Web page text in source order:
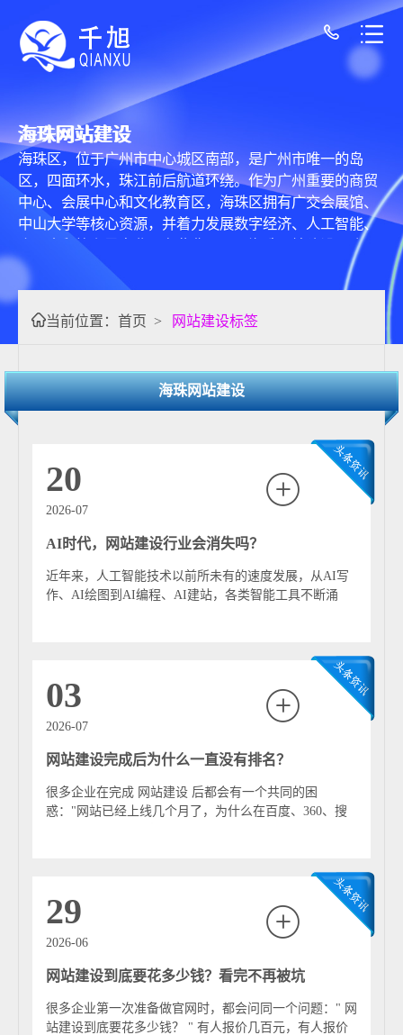
海珠网站建设
海珠区，位于广州市中心城区南部，是广州市唯一的岛
区，四面环水，珠江前后航道环绕。作为广州重要的商贸
中心、会展中心和文化教育区，海珠区拥有广交会展馆、
中山大学等核心资源，并着力发展数字经济、人工智能、
会展商贸等主导产业。在此背景下，海珠网站建设 不仅是
一项技术服务，更是区域经济数字化升级、城市形象展示
与政务服务优化的关键载体。 核心内容与价值体现 海珠网
站建设主要服务于区内各类主体，其核心内容与价值体现
在多个层面： 1. 企业数字化门户与营销引擎： 对于海珠区
言，专业化的网站是数字化转型的基石。一个集品牌展
示、产品服务介绍、在线咨询、客户互动乃至交易功能于
象，拓展全国乃至全球市场。特别是结合海珠特色的会展
经济（如广交会），线上官网与线下展会相辅相成，成为
“永不落幕的展示窗口”。 2. 政务服务与智慧城市入口： 海
珠区政府及各职能部门通过建设政务门户网站、专项服务
联网+政务服务”、优化营商环境的重要手段。这类网站致
力于信息公开、在线办事、互动交流，让数据多跑路、群
众少跑腿，提升行政效率与公众满意度，是构建“智慧海
湿地等众多人文与自然景观。相关文化机构、旅游景点的
网站建设，能够生动展示海珠独特魅力，提供旅游资讯、
虚拟游览、文化预约等服务，助力文旅融合与城市形象推
广。 4. 特色产业与集群展示平台： 围绕琶洲人工智能与数
业门户网站或产业集群线上平台，有助于整合产业资源，
展示区域产业实力，促进产业链上下游协作与招商引智。
发展趋势与技术要求 当前海珠网站建设呈现出以下趋势：
代设计语言，结合海珠的滨水、生态、创新等元素，打造
具有区域辨识度的视觉形象。 • 智能化与交互性：集成智
能客服（AI）、个性化内容推荐、在线预约办理、数据可
视化等交互功能。 • 安全与稳定：尤其对政务类、电商类
要。 • 搜索引擎优化（SEO）：提升网站在搜索引擎中的
可见度，增加有效流量。 总结 海珠网站建设是连接物理海
珠与数字世界的重要桥梁。它不仅是技术实现的产物，更
当前位置： 首页 > 网站建设标签
海珠网站建设
20
2026-07
AI时代，网站建设行业会消失吗？
近年来，人工智能技术以前所未有的速度发展，从AI写
作、AI绘图到AI编程、AI建站，各类智能工具不断涌
03
2026-07
网站建设完成后为什么一直没有排名？
很多企业在完成 网站建设 后都会有一个共同的困
惑："网站已经上线几个月了，为什么在百度、360、搜
29
2026-06
网站建设到底要花多少钱？看完不再被坑
很多企业第一次准备做官网时，都会问同一个问题：" 网
站建设到底要花多少钱？ " 有人报价几百元，有人报价